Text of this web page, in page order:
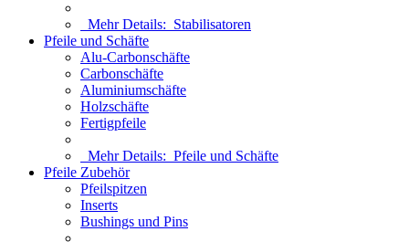
Mehr Details: Stabilisatoren
Pfeile und Schäfte
Alu-Carbonschäfte
Carbonschäfte
Aluminiumschäfte
Holzschäfte
Fertigpfeile
Mehr Details: Pfeile und Schäfte
Pfeile Zubehör
Pfeilspitzen
Inserts
Bushings und Pins